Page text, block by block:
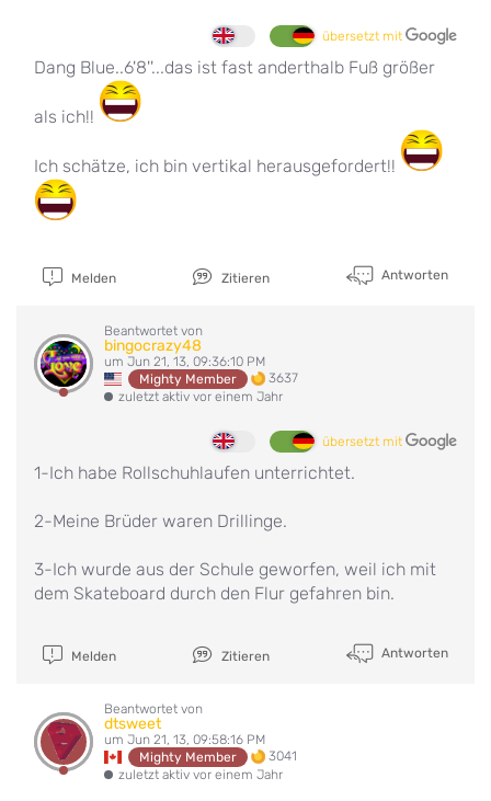
übersetzt mit
Dang Blue..6'8''...das ist fast anderthalb Fuß größer
als ich!!
Ich schätze, ich bin vertikal herausgefordert!!
Melden Zitieren Antworten
Beantwortet von
bingocrazy48
um Jun 21, 13, 09:36:10 PM
Mighty Member
3637
zuletzt aktiv vor einem Jahr
übersetzt mit
1-Ich habe Rollschuhlaufen unterrichtet.
2-Meine Brüder waren Drillinge.
3-Ich wurde aus der Schule geworfen, weil ich mit
dem Skateboard durch den Flur gefahren bin.
Melden Zitieren Antworten
Beantwortet von
dtsweet
um Jun 21, 13, 09:58:16 PM
Mighty Member
3041
zuletzt aktiv vor einem Jahr